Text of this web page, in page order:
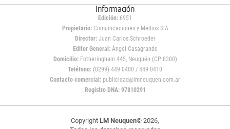
Información
Edición: 6951
Propietario:Comunicaciones y Medios S.A
Director: Juan Carlos Schroeder
Editor General:Ángel Casagrande
Domicilio:Fotheringham 445, Neuquén (CP 8300)
Teléfono: (0299) 449 0400 / 449 0410
Contacto comercial: publicidad@lmneuquen.com.ar
Registro DNA: 97810291
Copyright LM Neuquen© 2026,